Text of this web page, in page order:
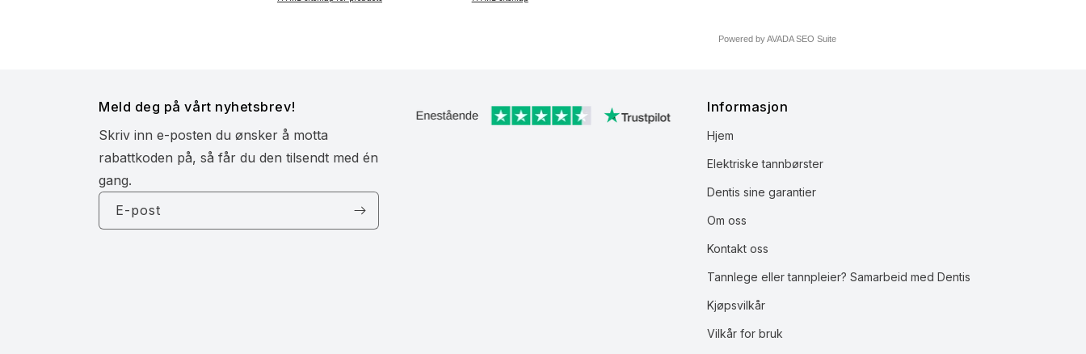
Powered byAVADA SEO Suite
Meld deg på vårt nyhetsbrev!
Skriv inn e-posten du ønsker å motta
rabattkoden på, så får du den tilsendt med én
gang.
E-post
Informasjon
Hjem
Elektriske tannbørster
Dentis sine garantier
Om oss
Kontakt oss
Tannlege eller tannpleier? Samarbeid med Dentis
Kjøpsvilkår
Vilkår for bruk